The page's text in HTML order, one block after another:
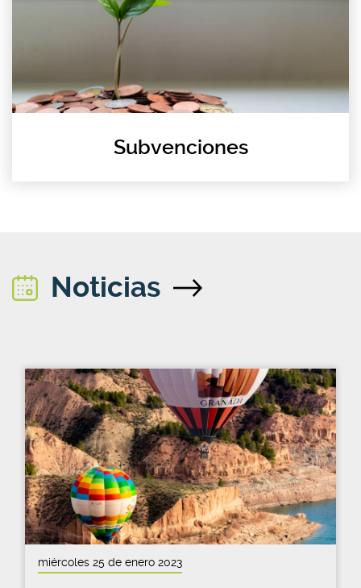
Subvenciones
Noticias
miércoles 25 de enero 2023